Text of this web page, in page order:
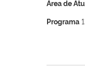
Área de
Programa